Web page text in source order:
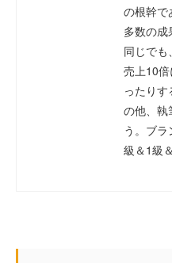
の根幹で
多数の成
同じで
売上10
ったり
の他、執
う。ブ
級＆1級